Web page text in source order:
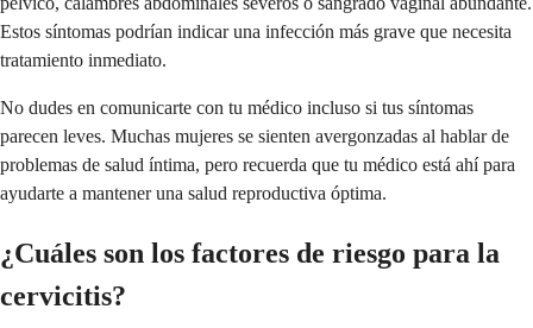
Estos síntomas podrían indicar una infección más grave que necesita
tratamiento inmediato.
No dudes en comunicarte con tu médico incluso si tus síntomas
parecen leves. Muchas mujeres se sienten avergonzadas al hablar de
problemas de salud íntima, pero recuerda que tu médico está ahí para
ayudarte a mantener una salud reproductiva óptima.
¿Cuáles son los factores de riesgo para la
cervicitis?